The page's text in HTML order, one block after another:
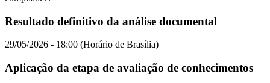
Resultado definitivo da análise documental
29/05/2026 - 18:00 (Horário de Brasília)
Aplicação da etapa de avaliação de conhecimentos